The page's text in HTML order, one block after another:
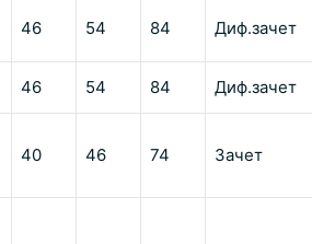
46 54 84 Диф.зачет
46 54 84 Диф.зачет
40 46 74 Зачет